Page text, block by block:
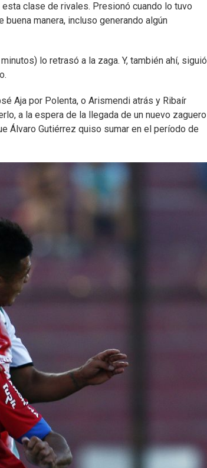
clase de rivales. Presionó cuando lo tuvo
manera, incluso generando algún
lo retrasó a la zaga. Y, también ahí, siguió
Aja por Polenta, o Arismendi atrás y Ribaír
a la espera de la llegada de un nuevo zaguero
Álvaro Gutiérrez quiso sumar en el período de